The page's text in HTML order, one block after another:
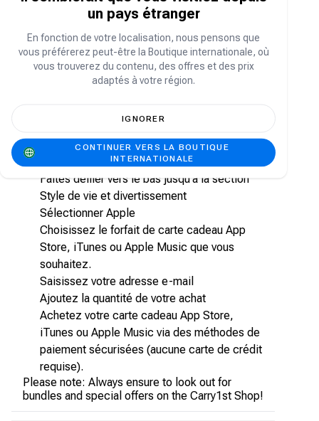
avantageux sur les cartes-cadeaux App Store,
modes de paiement sécurisés comme PayPal,
Chipper, Crypto, les virements bancaires et bien
plus encore. Nous proposons également des
réductions et des offres ponctuelles !
Store, iTunes et Apple Music sur la
boutique Carry1st
Aller sur shop.carry1st.com
Faites défiler vers le bas jusqu'à la section
Style de vie et divertissement
Sélectionner Apple
Choisissez le forfait de carte cadeau App
Store, iTunes ou Apple Music que vous
souhaitez.
Saisissez votre adresse e-mail
Ajoutez la quantité de votre achat
Achetez votre carte cadeau App Store,
iTunes ou Apple Music via des méthodes de
paiement sécurisées (aucune carte de crédit
requise).
Please note: Always ensure to look out for
bundles and special offers on the Carry1st Shop!
un pays étranger
En fonction de votre localisation, nous pensons que
vous préférerez peut-être la Boutique internationale, où
vous trouverez du contenu, des offres et des prix
adaptés à votre région.
IGNORER
CONTINUER VERS LA BOUTIQUE
INTERNATIONALE